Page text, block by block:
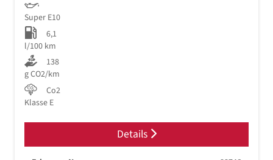
Super E10
6,1
l/100 km
138
g CO2/km
Co2
Klasse E
Details